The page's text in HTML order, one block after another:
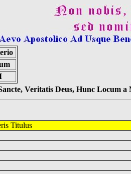
Veritatis Deus, Hunc Locum a
Titulus